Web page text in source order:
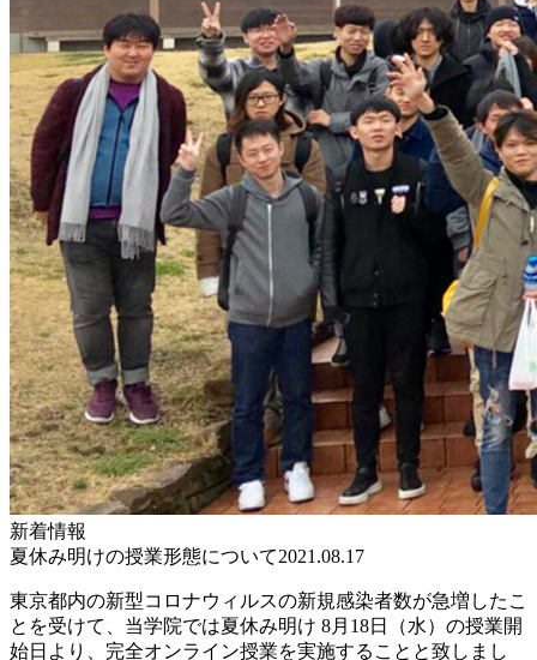
新着情報
夏休み明けの授業形態について2021.08.17
東京都内の新型コロナウィルスの新規感染者数が急増したこ
とを受けて、当学院では夏休み明け 8月18日（水）の授業開
始日より、完全オンライン授業を実施することと致しまし